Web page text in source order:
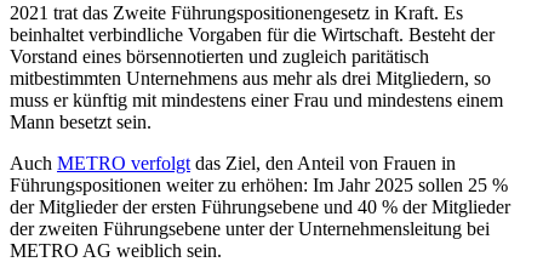
2021 trat das Zweite Führungspositionengesetz in Kraft. Es
beinhaltet verbindliche Vorgaben für die Wirtschaft. Besteht der
Vorstand eines börsennotierten und zugleich paritätisch
mitbestimmten Unternehmens aus mehr als drei Mitgliedern, so
muss er künftig mit mindestens einer Frau und mindestens einem
Mann besetzt sein.
Auch METRO verfolgt das Ziel, den Anteil von Frauen in
Führungspositionen weiter zu erhöhen: Im Jahr 2025 sollen 25 %
der Mitglieder der ersten Führungsebene und 40 % der Mitglieder
der zweiten Führungsebene unter der Unternehmensleitung bei
METRO AG weiblich sein.